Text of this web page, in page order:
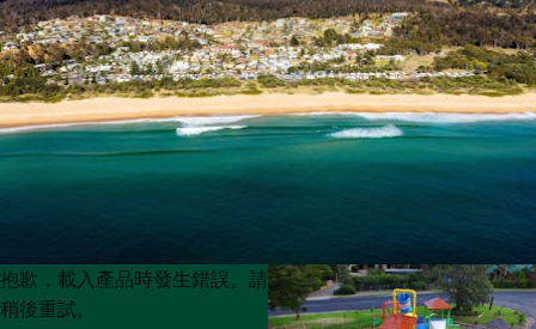
Product
List
Product
List
抱歉，載入產品時發生錯誤。請
稍後重試。